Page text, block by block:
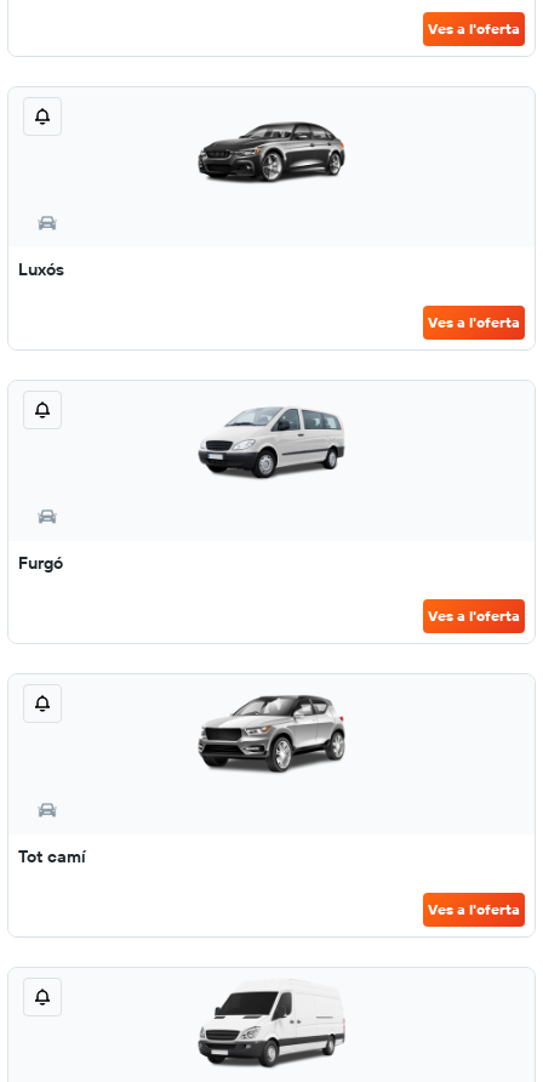
Ves a l'oferta
Luxós
Ves a l'oferta
Furgó
Ves a l'oferta
Tot camí
Ves a l'oferta